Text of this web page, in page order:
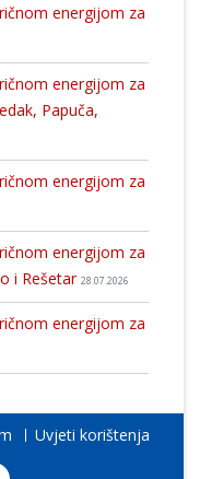
energijom za
energijom za
Papuča,
energijom za
energijom za
i Rešetar 28.07.2026
energijom za
Uvjeti korištenja